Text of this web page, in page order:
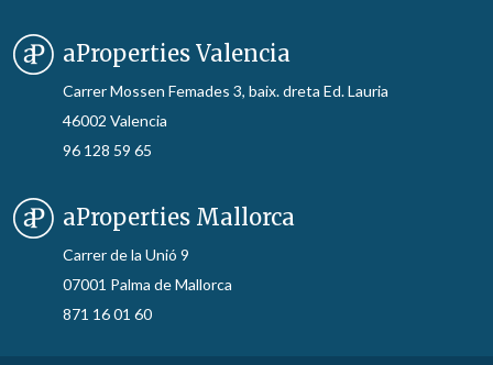
aProperties Valencia
Carrer Mossen Femades 3, baix. dreta Ed. Lauria
46002 Valencia
96 128 59 65
aProperties Mallorca
Carrer de la Unió 9
07001 Palma de Mallorca
871 16 01 60